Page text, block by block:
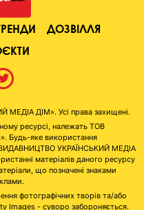
ДОЗВІЛЛЯ
ДІМ». Усі права захищені.
ресурсі, належать ТОВ
яке використання
УКРАЇНСЬКИЙ МЕДІА
матеріалів даного ресурсу
що позначені знаками
фотографічних творів та/або
Images - суворо забороняється.